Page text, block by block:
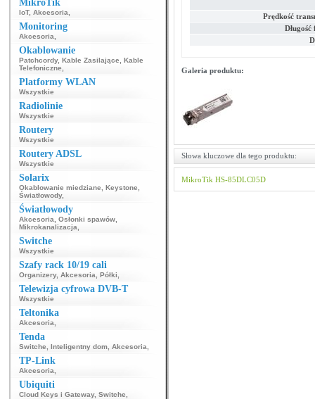
MikroTik
IoT, Akcesoria
Monitoring
Akcesoria
Okablowanie
Patchcordy, Kable Zasilające
Kable
Telefoniczne
Platformy WLAN
Wszystkie
Radiolinie
Wszystkie
Routery
Wszystkie
Routery ADSL
Wszystkie
Solarix
Okablowanie miedziane Keystone
Światłowody,
Światłowody
Akcesoria Osłonki spawów
Mikrokanalizacja
Switche
Wszystkie
Szafy rack 10/19 cali
Organizery, Akcesoria Półki
Telewizja cyfrowa DVB-T
Wszystkie
Teltonika
Akcesoria
Tenda
Switche Inteligentny dom Akcesoria
TP-Link
Akcesoria
Ubiquiti
Cloud Keys i Gateway, Switche
Prędkość
Galeria produktu:
Słowa kluczowe dla tego produktu:
MikroTik HS-85DLC05D